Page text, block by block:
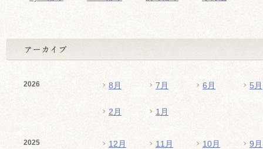
2026 8月 7月 6月 5月
2月 1月
2025 12月 11月 10月 9月